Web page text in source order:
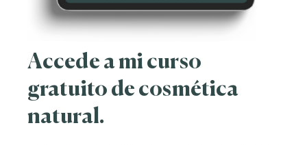
Accede a mi curso
gratuito de cosmética
natural.